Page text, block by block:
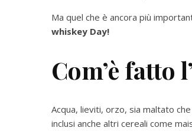
Ma quel che è ancora più
whiskey Day!
Com’è fatto
Acqua, lieviti, orzo, sia maltato
inclusi anche altri cereali come